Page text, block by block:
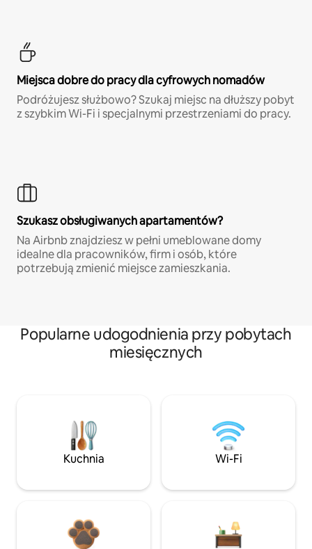
Miejsca dobre do pracy dla cyfrowych nomadów
Podróżujesz służbowo? Szukaj miejsc na dłuższy pobyt
z szybkim Wi-Fi i specjalnymi przestrzeniami do pracy.
Szukasz obsługiwanych apartamentów?
Na Airbnb znajdziesz w pełni umeblowane domy
idealne dla pracowników, firm i osób, które
potrzebują zmienić miejsce zamieszkania.
Popularne udogodnienia przy pobytach
miesięcznych
Kuchnia Wi-Fi